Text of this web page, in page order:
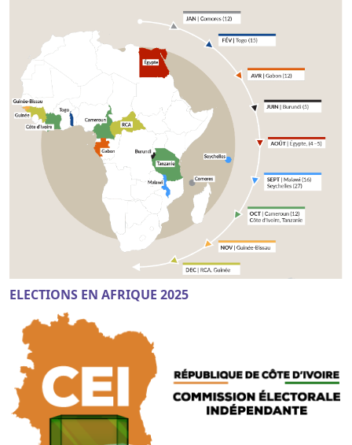
ELECTIONS EN AFRIQUE 2025